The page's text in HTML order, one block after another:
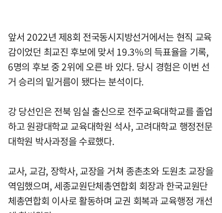
앞서 2022년 제8회 전국동시지방선거에서는 현직 교육
감이었던 최교진 후보에 맞서 19.3%의 득표율을 기록,
6명의 후보 중 2위에 오른 바 있다. 당시 경험은 이번 선
거 승리의 밑거름이 됐다는 분석이다.
강 당선인은 전북 임실 출신으로 전주교육대학교를 졸업
하고 원광대학교 교육대학원 석사, 고려대학교 행정전문
대학원 박사과정을 수료했다.
교사, 교감, 장학사, 교장을 거쳐 종촌초와 도원초 교장을
역임했으며, 세종교원단체총연합회 회장과 한국교원단
체총연합회 이사로 활동하며 교권 회복과 교육행정 개선